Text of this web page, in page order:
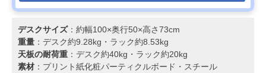
デスクサイズ：約幅100×奥行50×高さ73cm
重量 ：デスク約9.28kg・ラック約8.53kg
天板の耐荷重 ：デスク約40kg・ラック約20kg
素材 ：プリント紙化粧パーティクルボード・スチール